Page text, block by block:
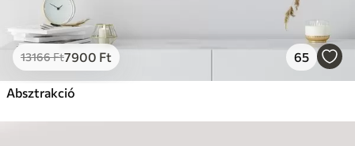
13166Ft7900 Ft 65
Absztrakció